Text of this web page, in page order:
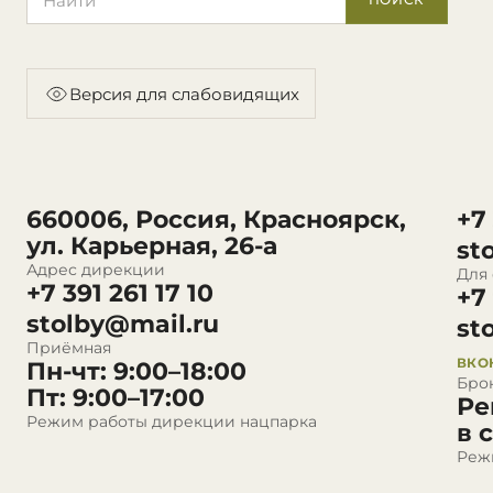
Версия для слабовидящих
660006, Россия, Красноярск,
ул. Карьерная, 26-а
Адрес дирекции
+7 391 261 17 10
stolby@mail.ru
Приёмная
Пн-чт: 9:00–18:00
Пт: 9:00–17:00
Режим работы дирекции нацпарка
Для
+7
в